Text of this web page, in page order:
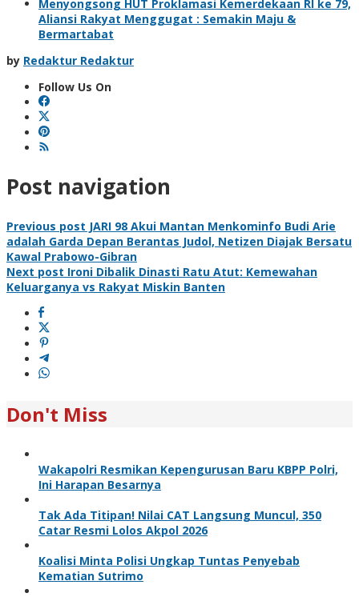
Menyongsong HUT Proklamasi Kemerdekaan RI ke 79,
Aliansi Rakyat Menggugat : Semakin Maju &
Bermartabat
by Redaktur Redaktur
Follow Us On
Post navigation
Previous post JARI 98 Akui Mantan Menkominfo Budi Arie
adalah Garda Depan Berantas Judol, Netizen Diajak Bersatu
Kawal Prabowo-Gibran
Next post Ironi Dibalik Dinasti Ratu Atut: Kemewahan
Keluarganya vs Rakyat Miskin Banten
Don't Miss
Wakapolri Resmikan Kepengurusan Baru KBPP Polri,
Ini Harapan Besarnya
Tak Ada Titipan! Nilai CAT Langsung Muncul, 350
Catar Resmi Lolos Akpol 2026
Koalisi Minta Polisi Ungkap Tuntas Penyebab
Kematian Sutrimo